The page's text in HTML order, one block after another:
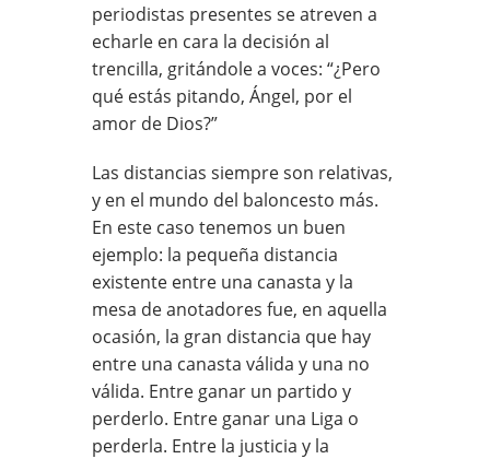
periodistas presentes se atreven a
echarle en cara la decisión al
trencilla, gritándole a voces: “¿Pero
qué estás pitando, Ángel, por el
amor de Dios?”
Las distancias siempre son relativas,
y en el mundo del baloncesto más.
En este caso tenemos un buen
ejemplo: la pequeña distancia
existente entre una canasta y la
mesa de anotadores fue, en aquella
ocasión, la gran distancia que hay
entre una canasta válida y una no
válida. Entre ganar un partido y
perderlo. Entre ganar una Liga o
perderla. Entre la justicia y la